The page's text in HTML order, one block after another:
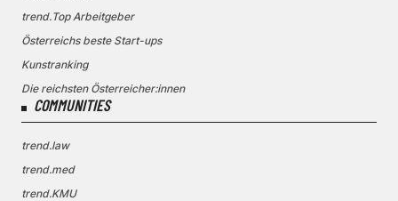
trend.Top Arbeitgeber
Österreichs beste Start-ups
Kunstranking
Die reichsten Österreicher:innen
COMMUNITIES
trend.law
trend.med
trend.KMU